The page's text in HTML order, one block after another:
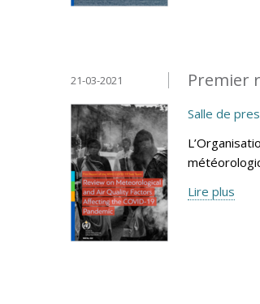
Premier
21-03-2021
Salle de
Lire plus